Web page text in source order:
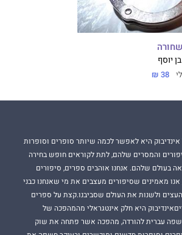
יוסף
38 ₪
היא לאפשר לכמה שיותר סופרים וסופרות
והמסרים שלהם, לתת לקוראים חופש בחירה
בעולם שלהם. אנחנו אוהבים ספרים, סיפורים
אנו מאמינים שסיפורים מעצבים את מי שאנחנו כבני
ולשנות את העולם שסביבנו.קצת על ספרים
היא חלק אינטגראלי מהמהפכה של
עברית להורדה, מהפכה אשר פתחה את שוק